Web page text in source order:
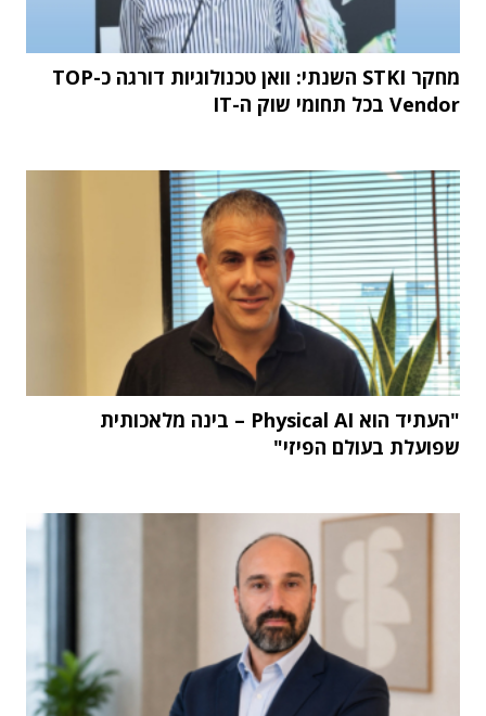
מחקר STKI השנתי: וואן טכנולוגיות דורגה כ-TOP
Vendor בכל תחומי שוק ה-IT
"העתיד הוא Physical AI – בינה מלאכותית
שפועלת בעולם הפיזי"